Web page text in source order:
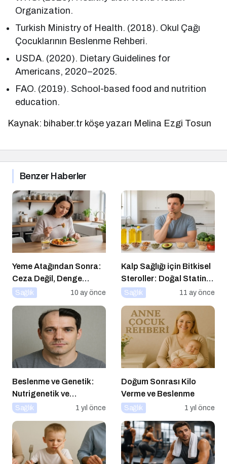
Organization.
Turkish Ministry of Health. (2018). Okul Çağı
Çocuklarının Beslenme Rehberi.
USDA. (2020). Dietary Guidelines for
Americans, 2020–2025.
FAO. (2019). School-based food and nutrition
education.
Kaynak: bihaber.tr köşe yazarı Melina Ezgi Tosun
Benzer Haberler
Yeme Atağından Sonra:
Ceza Değil, Denge
Zamanı
Sağlık 10 ay önce
Kalp Sağlığı için Bitkisel
Steroller: Doğal Statin
Etkisi
Sağlık 11 ay önce
Beslenme ve Genetik:
Nutrigenetik ve
Nutrigenomik’in Rolü
Sağlık 1 yıl önce
Doğum Sonrası Kilo
Verme ve Beslenme
Sağlık 1 yıl önce